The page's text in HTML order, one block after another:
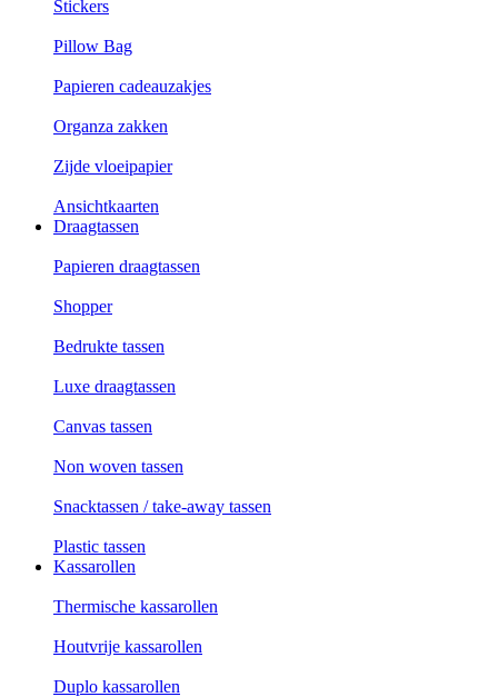
Stickers
Pillow Bag
Papieren cadeauzakjes
Organza zakken
Zijde vloeipapier
Ansichtkaarten
Draagtassen
Papieren draagtassen
Shopper
Bedrukte tassen
Luxe draagtassen
Canvas tassen
Non woven tassen
Snacktassen / take-away tassen
Plastic tassen
Kassarollen
Thermische kassarollen
Houtvrije kassarollen
Duplo kassarollen